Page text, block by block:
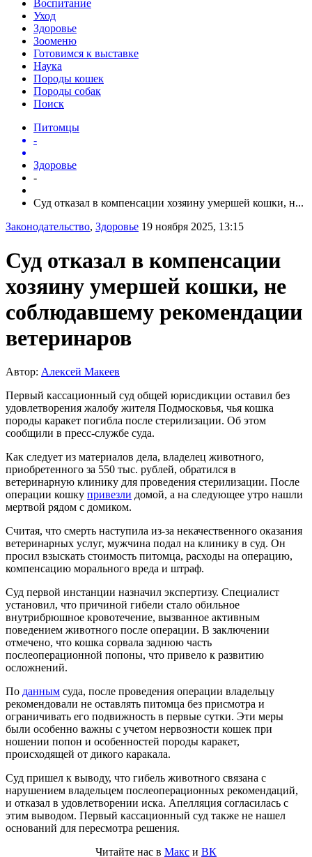
Воспитание
Уход
Здоровье
Зооменю
Готовимся к выставке
Наука
Породы кошек
Породы собак
Поиск
Питомцы
-
Здоровье
-
Суд отказал в компенсации хозяину умершей кошки, н...
Законодательство, Здоровье 19 ноября 2025, 13:15
Суд отказал в компенсации
хозяину умершей кошки, не
соблюдавшему рекомендации
ветеринаров
Автор: Алексей Макеев
Первый кассационный суд общей юрисдикции оставил без
удовлетворения жалобу жителя Подмосковья, чья кошка
породы каракет погибла после стерилизации. Об этом
сообщили в пресс-службе суда.
Как следует из материалов дела, владелец животного,
приобретенного за 550 тыс. рублей, обратился в
ветеринарную клинику для проведения стерилизации. После
операции кошку привезли домой, а на следующее утро нашли
мертвой рядом с домиком.
Считая, что смерть наступила из-за некачественного оказания
ветеринарных услуг, мужчина подал на клинику в суд. Он
просил взыскать стоимость питомца, расходы на операцию,
компенсацию морального вреда и штраф.
Суд первой инстанции назначил экспертизу. Специалист
установил, что причиной гибели стало обильное
внутрибрюшное кровотечение, вызванное активным
поведением животного после операции. В заключении
отмечено, что кошка сорвала заднюю часть
послеоперационной попоны, что привело к развитию
осложнений.
По данным суда, после проведения операции владельцу
рекомендовали не оставлять питомца без присмотра и
ограничивать его подвижность в первые сутки. Эти меры
были особенно важны с учетом нервозности кошек при
ношении попон и особенностей породы каракет,
происходящей от дикого каракала.
Суд пришел к выводу, что гибель животного связана с
нарушением владельцем послеоперационных рекомендаций,
и отказал в удовлетворении иска. Апелляция согласилась с
этим выводом. Первый кассационный суд также не нашел
оснований для пересмотра решения.
Читайте нас в Макс и ВК